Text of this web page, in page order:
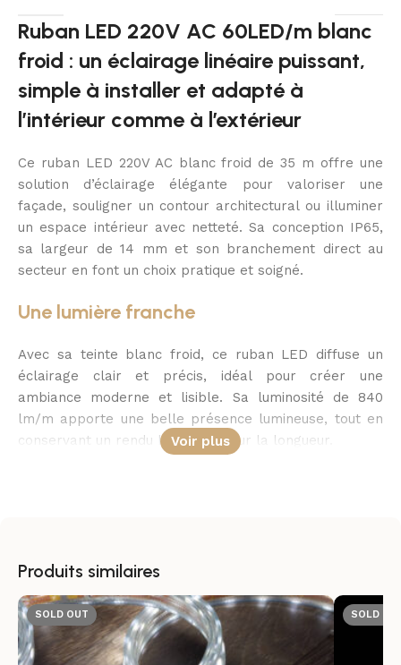
Ruban LED 220V AC 60LED/m blanc
froid : un éclairage linéaire puissant,
simple à installer et adapté à
l’intérieur comme à l’extérieur
Ce ruban LED 220V AC blanc froid de 35 m offre une
solution d’éclairage élégante pour valoriser une
façade, souligner un contour architectural ou illuminer
un espace intérieur avec netteté. Sa conception IP65,
sa largeur de 14 mm et son branchement direct au
secteur en font un choix pratique et soigné.
Une lumière franche
Avec sa teinte blanc froid, ce ruban LED diffuse un
éclairage clair et précis, idéal pour créer une
ambiance moderne et lisible. Sa luminosité de 840
lm/m apporte une belle présence lumineuse, tout en
conservant un rendu homogène sur la longueur.
câble rectificateur inclus. Cette configuration simplifie
recours à des alimentations additionnelles
encombrantes.
Voir plus
Produits similaires
SOLD OUT SOLD